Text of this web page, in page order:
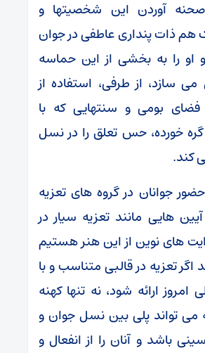
صحنه آوردن این شخصیتها و
هم ذات پنداری عاطفی در جوان
او را به بخشی از این حماسه
سازد، از طرفی، استفاده از
فضای بومی و سنتهایی که با
گره خورده، حس تعلق را در نسل
کند.
جوانان در گروه های تعزیه
هایی مانند تعزیه سیار در
های نوین از این هنر هستیم
اگر تعزیه در قالبی متناسب و با
امروز ارائه شود، نه تنها کهنه
می تواند پلی بین نسل جوان و
باشد و آنان را از انفعال و